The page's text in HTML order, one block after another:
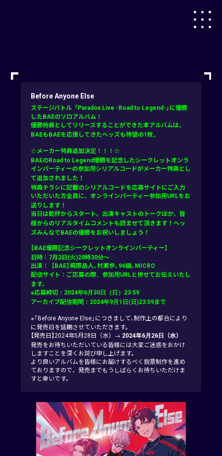
Before Anyone Else
ステージバトル「Paradox Live -Road to Legend-」に優勝
したBAEのソロアルバム！
優勝特典としてリリースすることができた本アルバムは、
BAEもBAEを応援してきたヘッズも待望の1枚。
☆メーカー特典追加決定！！！☆
BAEのRoad to Legend優勝を記念したシークレットオンラ
インパーティーの参加用シリアルコードがメーカー特典とし
て追加されました！
特典チラシに記載のシリアルコードを応募サイトにご入力
いただいた方全員に、オンラインパーティー参加用URLをお
送りします！
当日は乾杯からスタート。出演キャストのトークほか、皆
様からのリアルタイムコメントも読ませて頂きます！ヘッ
ズみんなでBAEの優勝をお祝いしましょう！
【BAE優勝記念シークレットオンラインパーティー】
日時：7月2日(火)20時30分～
出演：【BAE】梶原岳人、村瀬歩、96猫、MICRO
配信サイト：ご応募の際、参加用URLと併せてお伝えいたし
ます。
※応募締切：2024年6月30日（日）23:59
アーカイブ配信期間：2024年9月1日(日)23:59まで
※「Before Anyone Else」につきまして、制作上の都合により
に発売日を延期させていただきます。
【発売日】2024年5月28日（水）→ 2024年6月26日（水）
発売をお待ちいただいている皆様には大変ご迷惑をおかけ
しますことを深くお詫び申し上げます。
より良いアルバムを皆様にお届けするべく鋭意制作を進め
ておりますので、発売までもうしばらくお待ちいただけま
すと幸いです。